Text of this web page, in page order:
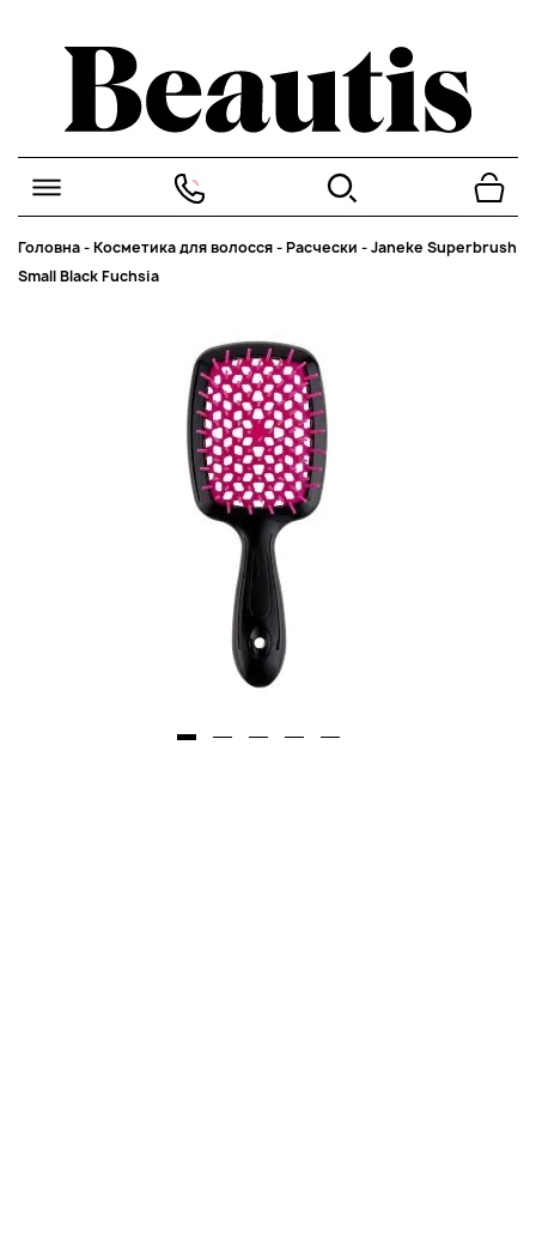
Головна-Косметика для волосся-Расчески -Janeke Superbrush
Small Black Fuchsia